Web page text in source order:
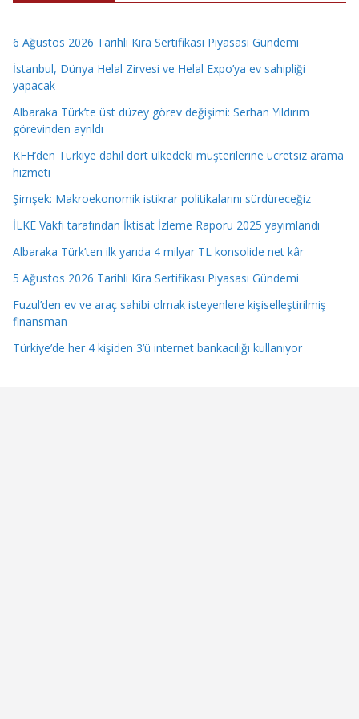
6 Ağustos 2026 Tarihli Kira Sertifikası Piyasası Gündemi
İstanbul, Dünya Helal Zirvesi ve Helal Expo’ya ev sahipliği
yapacak
Albaraka Türk’te üst düzey görev değişimi: Serhan Yıldırım
görevinden ayrıldı
KFH’den Türkiye dahil dört ülkedeki müşterilerine ücretsiz arama
hizmeti
Şimşek: Makroekonomik istikrar politikalarını sürdüreceğiz
İLKE Vakfı tarafından İktisat İzleme Raporu 2025 yayımlandı
Albaraka Türk’ten ilk yarıda 4 milyar TL konsolide net kâr
5 Ağustos 2026 Tarihli Kira Sertifikası Piyasası Gündemi
Fuzul’den ev ve araç sahibi olmak isteyenlere kişiselleştirilmiş
finansman
Türkiye’de her 4 kişiden 3’ü internet bankacılığı kullanıyor